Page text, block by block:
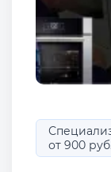
от 900 руб.